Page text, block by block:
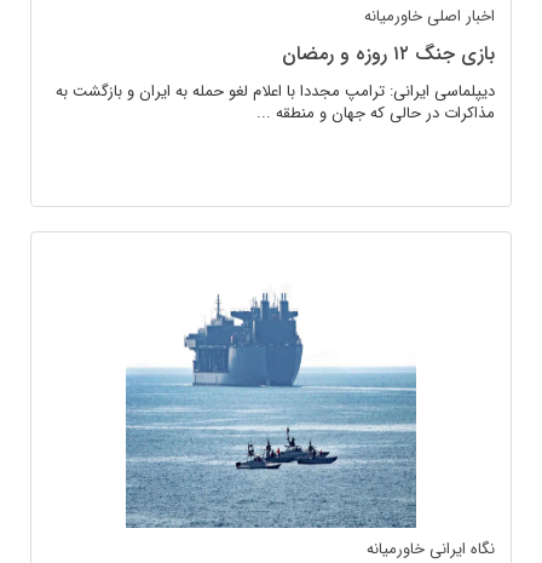
اخبار اصلی خاورمیانه
بازی جنگ ۱۲ روزه و رمضان
دیپلماسی ایرانی: ترامپ مجددا با اعلام لغو حمله به ایران و بازگشت به
مذاکرات در حالی که جهان و منطقه ...
نگاه ایرانی خاورمیانه